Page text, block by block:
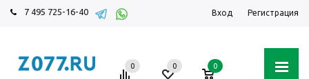
7 495 725-16-40 Вход Регистрация
0 0 0